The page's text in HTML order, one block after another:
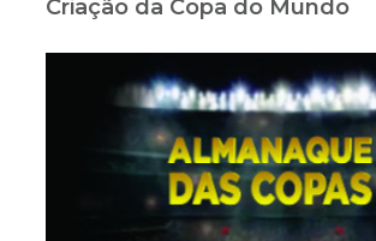
Criação da Copa do Mundo